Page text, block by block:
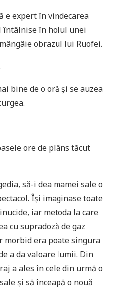
e expert în vindecarea
întâlnise în holul unei
obrazul lui Ruofei.
bine de o oră și se auzea
ore de plâns tăcut
să-i dea mamei sale o
Își imaginase toate
iar metoda la care
cu supradoză de gaz
morbid era poate singura
a da valoare lumii. Din
a ales în cele din urmă o
și să înceapă o nouă